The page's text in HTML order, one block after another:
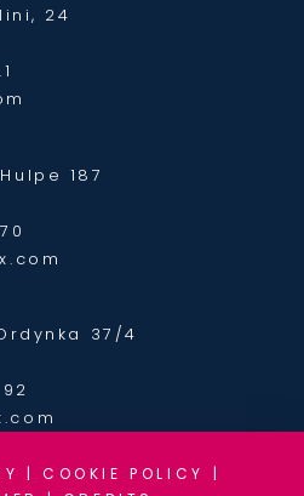
24
187
37/4
|COOKIE POLICY
|